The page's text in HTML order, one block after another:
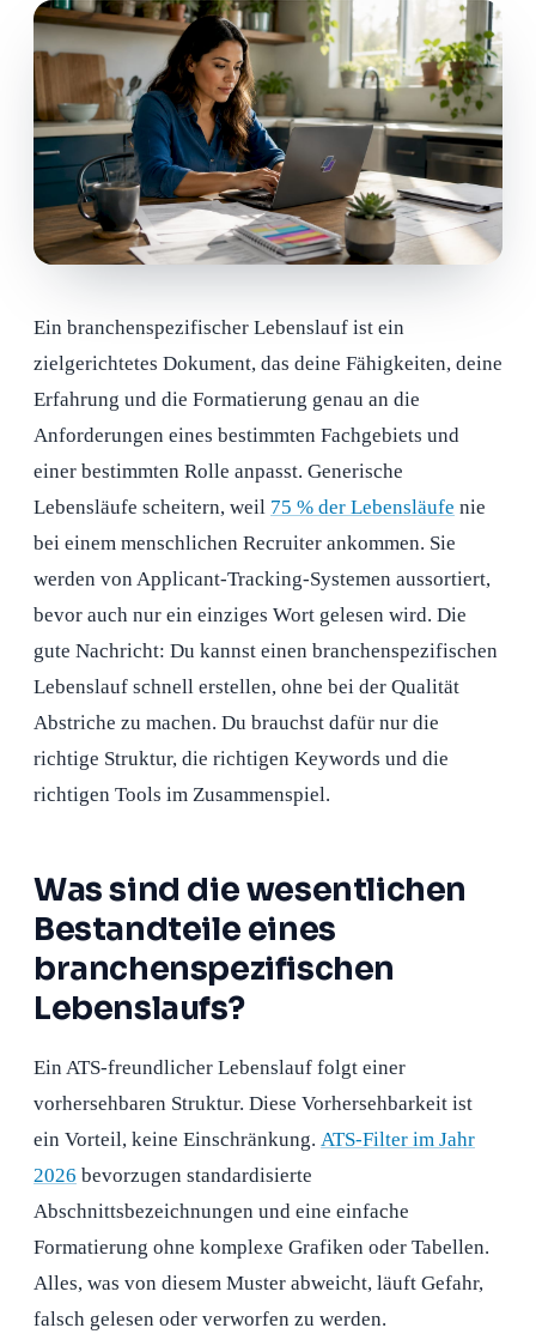
Ein branchenspezifischer Lebenslauf ist ein
zielgerichtetes Dokument, das deine Fähigkeiten, deine
Erfahrung und die Formatierung genau an die
Anforderungen eines bestimmten Fachgebiets und
einer bestimmten Rolle anpasst. Generische
Lebensläufe scheitern, weil 75 % der Lebensläufe nie
bei einem menschlichen Recruiter ankommen. Sie
werden von Applicant-Tracking-Systemen aussortiert,
bevor auch nur ein einziges Wort gelesen wird. Die
gute Nachricht: Du kannst einen branchenspezifischen
Lebenslauf schnell erstellen, ohne bei der Qualität
Abstriche zu machen. Du brauchst dafür nur die
richtige Struktur, die richtigen Keywords und die
richtigen Tools im Zusammenspiel.
Was sind die wesentlichen
Bestandteile eines
branchenspezifischen
Lebenslaufs?
Ein ATS-freundlicher Lebenslauf folgt einer
vorhersehbaren Struktur. Diese Vorhersehbarkeit ist
ein Vorteil, keine Einschränkung. ATS-Filter im Jahr
2026 bevorzugen standardisierte
Abschnittsbezeichnungen und eine einfache
Formatierung ohne komplexe Grafiken oder Tabellen.
Alles, was von diesem Muster abweicht, läuft Gefahr,
falsch gelesen oder verworfen zu werden.